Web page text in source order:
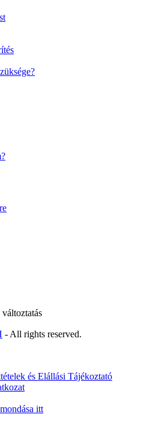
- All rights reserved.
és Elállási Tájékoztató
itt